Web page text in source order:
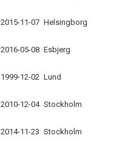
2015-11-07 Helsingborg
2016-05-08 Esbjerg
1999-12-02 Lund
2010-12-04 Stockholm
2014-11-23 Stockholm